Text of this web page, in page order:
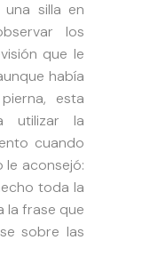
silla en
los
que le
había
esta
utilizar la
cuando
le aconsejó:
toda la
la frase que
sobre las